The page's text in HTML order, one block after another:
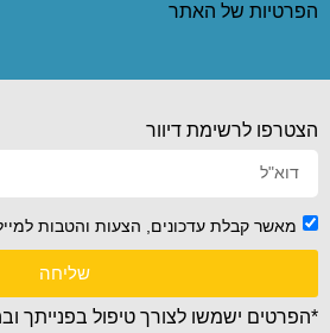
הפרטיות של האתר
הצטרפו לרשימת דיוור
מאשר קבלת עדכונים, הצעות והטבות
שליחה
*הפרטים ישמשו לצורך טיפול בפנייתך